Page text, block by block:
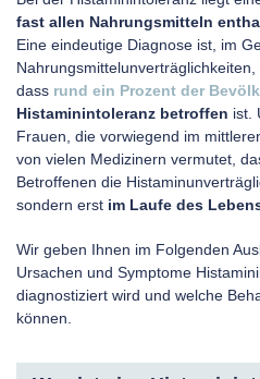
fast allen Nahrungsmitteln
Eine eindeutige Diagnose ist, im
Nahrungsmittelunverträglichkeiten,
dass rund ein Prozent der
Histaminintoleranz betroffen ist.
Frauen, die vorwiegend im
von vielen Medizinern vermutet,
Betroffenen die
sondern erst im Laufe des
Wir geben Ihnen im Folgenden
Ursachen und Symptome
diagnostiziert wird und welche
können.